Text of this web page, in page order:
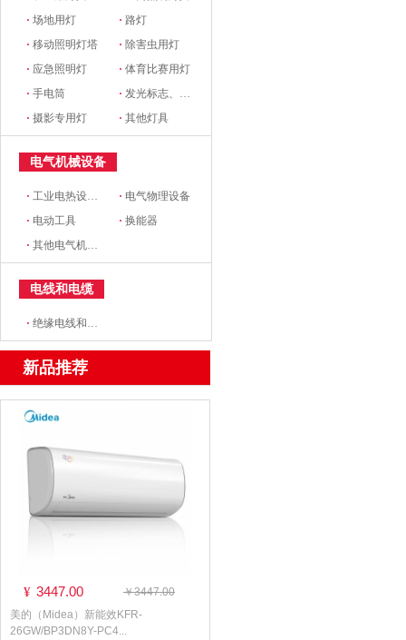
·场地用灯 · 路灯
·移动照明灯塔 · 除害虫用灯
· 应急照明灯 ·体育比赛用灯
·手电筒 ·发光标志、铭牌
·摄影专用灯 ·其他灯具
电气机械设备
·工业电热设备(电炉) · 电气物理设备
· 电动工具 ·换能器
·其他电气机械设备
电线和电缆
·绝缘电线和电缆
新品推荐
¥ 3447.00
￥3447.00
美的（Midea）新能效KFR-
26GW/BP3DN8Y-PC4...